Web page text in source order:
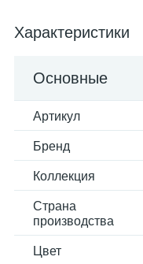
Характеристики
Основные
Артикул
Бренд
Коллекция
Страна
производства
Цвет